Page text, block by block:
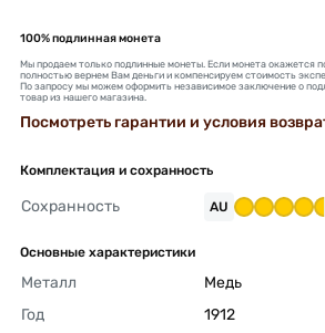
100% подлинная монета
Мы продаем только подлинные монеты. Если монета окажется
полностью вернем Вам деньги и компенсируем стоимость
По запросу мы можем оформить независимое заключение о
товар из нашего магазина.
Посмотреть гарантии и условия
Комплектация и сохранность
Сохранность AU
Основные характеристики
Металл
Медь
Год
1912